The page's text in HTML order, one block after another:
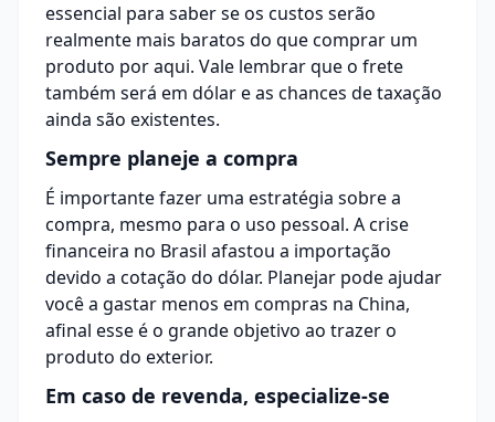
essencial para saber se os custos serão
realmente mais baratos do que comprar um
produto por aqui. Vale lembrar que o frete
também será em dólar e as chances de taxação
ainda são existentes.
Sempre planeje a compra
É importante fazer uma estratégia sobre a
compra, mesmo para o uso pessoal. A crise
financeira no Brasil afastou a importação
devido a cotação do dólar. Planejar pode ajudar
você a gastar menos em compras na China,
afinal esse é o grande objetivo ao trazer o
produto do exterior.
Em caso de revenda, especialize-se